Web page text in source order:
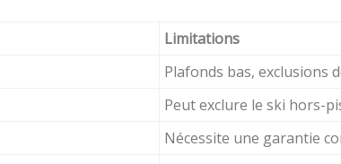
Limitations
Plafonds bas, exclusions
Peut exclure le ski hors-
Nécessite une garantie